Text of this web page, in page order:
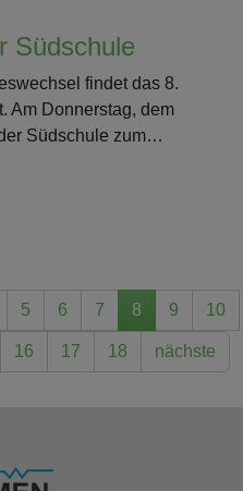
Südschule
findet das 8.
Am Donnerstag, dem
Südschule zum…
5 6 7 8 9 10
16 17 18 nächste